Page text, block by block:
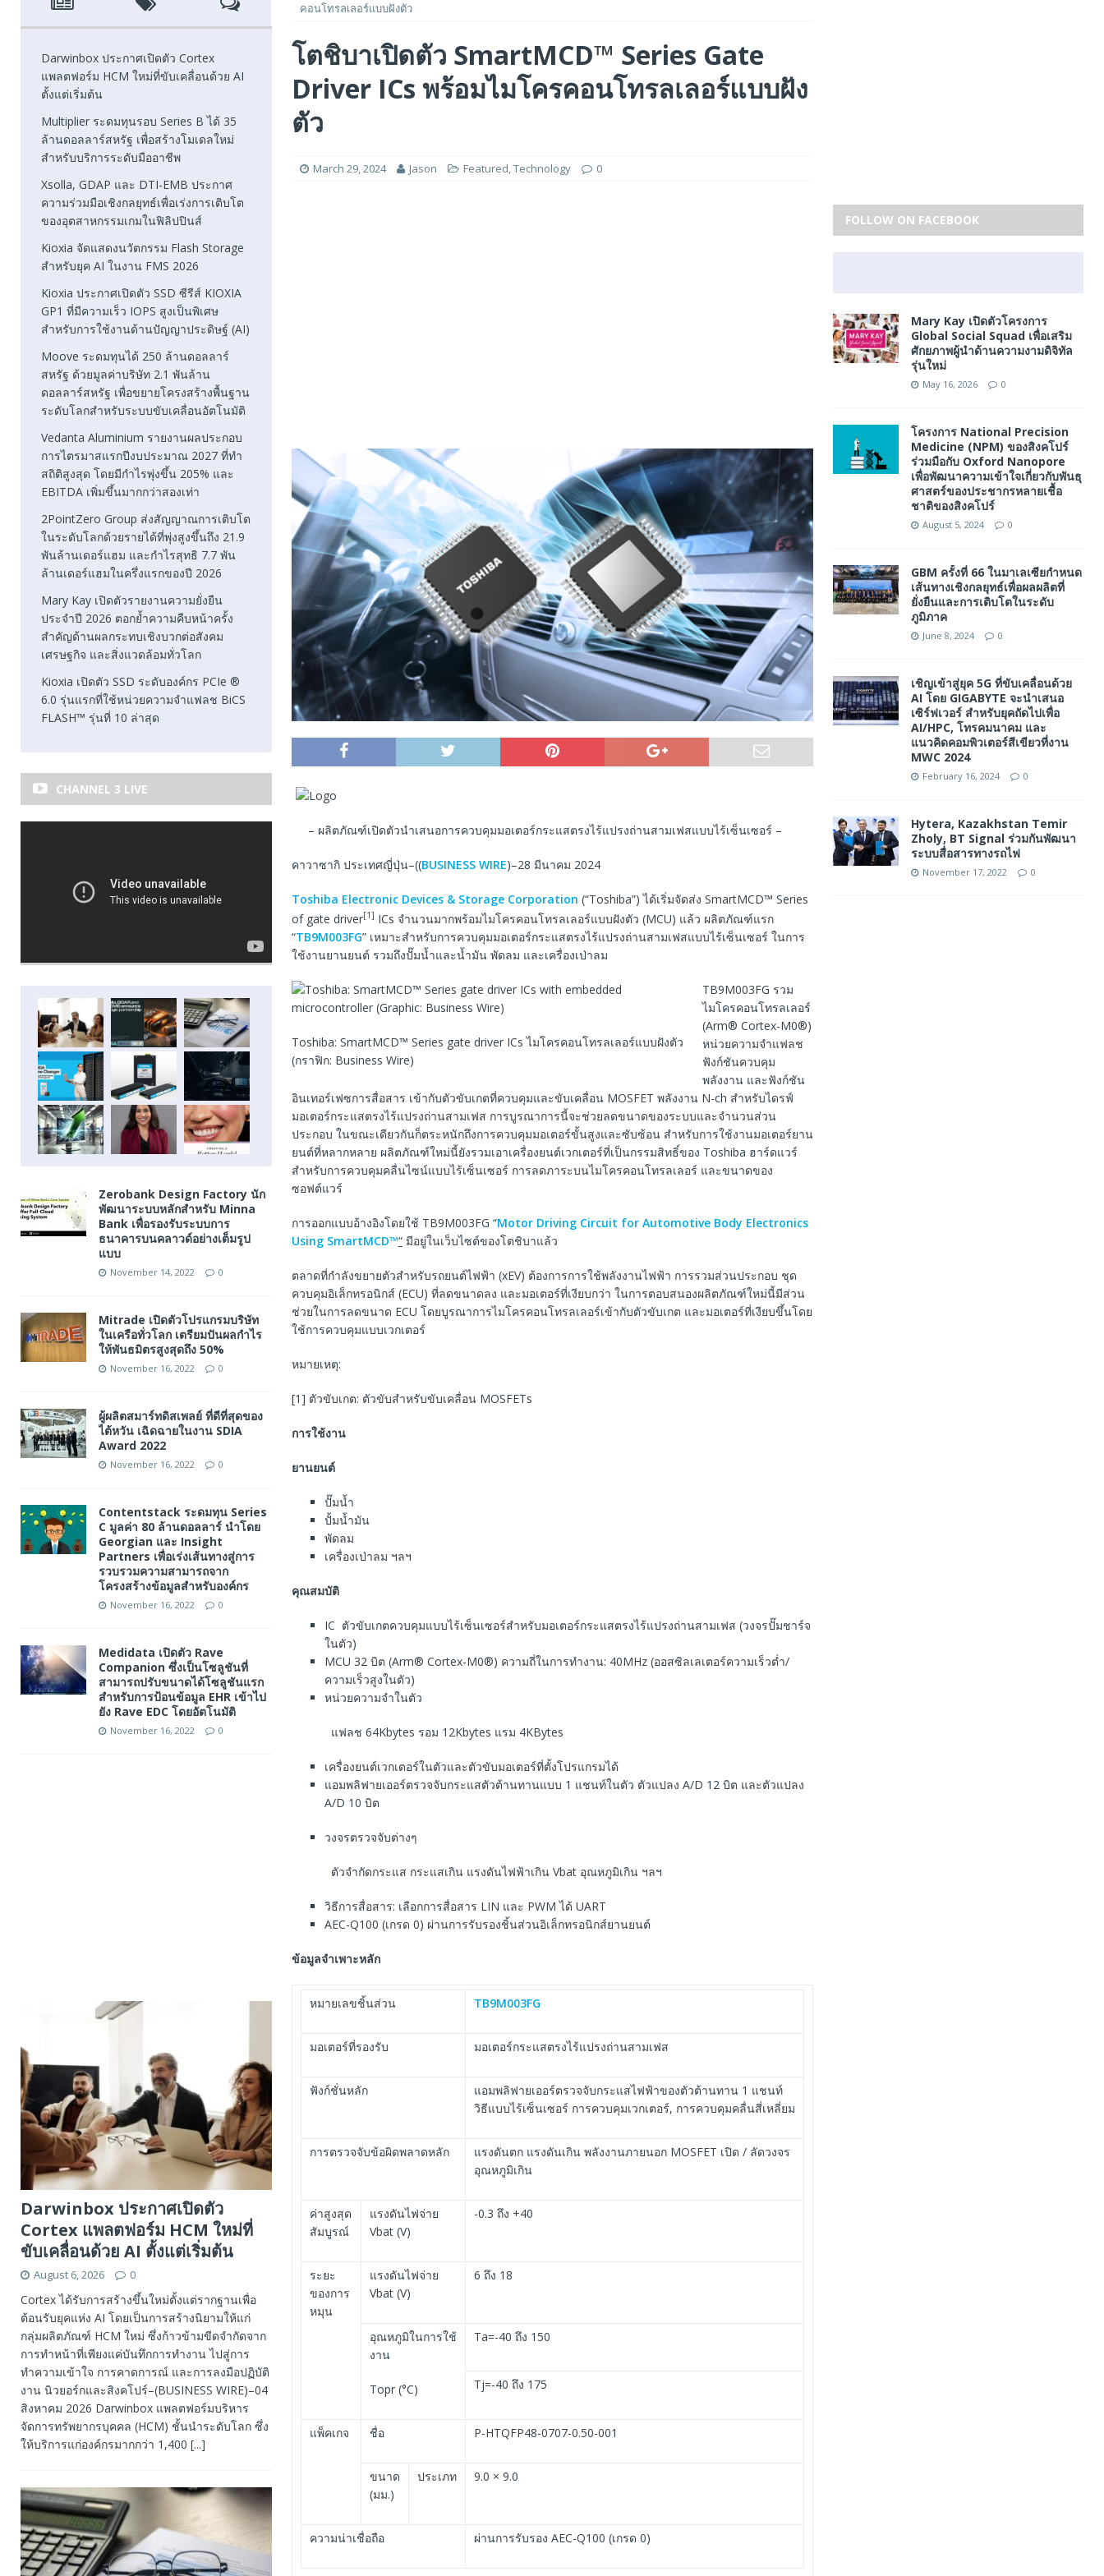
[ August 6, 2026 ] Xsolla, GDAP และ DTI-EMB ประกาศความร่วมมือเชิงกลยุทธ์เพื่อเร่งการเติบโตของอุตสาหกรรมเกมในฟิลิปปินส์
FEATURED
[ August 5, 2026 ] Kioxia จัดแสดงนวัตกรรม Flash Storage สำหรับยุค AI ในงาน FMS 2026
FEATURED
Kioxia ประกาศเปิดตัว SSD ซีรีส์ KIOXIA GP1 ที่มีความเร็ว IOPS สูงเป็นพิเศษสำหรับการใช้งานด้านปัญญาประดิษฐ์ (AI)
FEATURED
คอนโทรลเลอร์แบบฝังตัว
โตชิบาเปิดตัว SmartMCD™ Series Gate
Driver ICs พร้อมไมโครคอนโทรลเลอร์แบบฝัง
ตัว
March 29, 2024 Jason Featured,Technology 0
– ผลิตภัณฑ์เปิดตัวนำเสนอการควบคุมมอเตอร์กระแสตรงไร้แปรงถ่านสามเฟสแบบไร้เซ็นเซอร์ –
คาวาซากิ ประเทศญี่ปุ่น–((BUSINESS WIRE)–28 มีนาคม 2024
Toshiba Electronic Devices & Storage Corporation (“Toshiba”) ได้เริ่มจัดส่ง SmartMCD™ Series
of gate driver[1] ICs จํานวนมากพร้อมไมโครคอนโทรลเลอร์แบบฝังตัว (MCU) แล้ว ผลิตภัณฑ์แรก
“TB9M003FG” เหมาะสําหรับการควบคุมมอเตอร์กระแสตรงไร้แปรงถ่านสามเฟสแบบไร้เซ็นเซอร์ ในการ
ใช้งานยานยนต์ รวมถึงปั๊มน้ำและน้ำมัน พัดลม และเครื่องเป่าลม
Toshiba: SmartMCD™ Series gate driver ICs ไมโครคอนโทรลเลอร์แบบฝังตัว
(กราฟิก: Business Wire)
TB9M003FG รวม
ไมโครคอนโทรลเลอร์
(Arm® Cortex-M0®)
หน่วยความจําแฟลช
ฟังก์ชันควบคุม
พลังงาน และฟังก์ชัน
อินเทอร์เฟซการสื่อสาร เข้ากับตัวขับเกตที่ควบคุมและขับเคลื่อน MOSFET พลังงาน N-ch สําหรับไดรฟ์
มอเตอร์กระแสตรงไร้แปรงถ่านสามเฟส การบูรณาการนี้จะช่วยลดขนาดของระบบและจํานวนส่วน
ประกอบ ในขณะเดียวกันก็ตระหนักถึงการควบคุมมอเตอร์ขั้นสูงและซับซ้อน สําหรับการใช้งานมอเตอร์ยาน
ยนต์ที่หลากหลาย ผลิตภัณฑ์ใหม่นี้ยังรวมเอาเครื่องยนต์เวกเตอร์ที่เป็นกรรมสิทธิ์ของ Toshiba ฮาร์ดแวร์
สําหรับการควบคุมคลื่นไซน์แบบไร้เซ็นเซอร์ การลดภาระบนไมโครคอนโทรลเลอร์ และขนาดของ
ซอฟต์แวร์
การออกแบบอ้างอิงโดยใช้ TB9M003FG “Motor Driving Circuit for Automotive Body Electronics
Using SmartMCD™“มีอยู่ในเว็บไซต์ของโตชิบาแล้ว
ตลาดที่กําลังขยายตัวสําหรับรถยนต์ไฟฟ้า (xEV) ต้องการการใช้พลังงานไฟฟ้า การรวมส่วนประกอบ ชุด
ควบคุมอิเล็กทรอนิกส์ (ECU) ที่ลดขนาดลง และมอเตอร์ที่เงียบกว่า ในการตอบสนองผลิตภัณฑ์ใหม่นี้มีส่วน
ช่วยในการลดขนาด ECU โดยบูรณาการไมโครคอนโทรลเลอร์เข้ากับตัวขับเกต และมอเตอร์ที่เงียบขึ้นโดย
ใช้การควบคุมแบบเวกเตอร์
หมายเหตุ:
[1] ตัวขับเกต: ตัวขับสำหรับขับเคลื่อน MOSFETs
การใช้งาน
ยานยนต์
ปั๊มน้ำ
ปั้มน้ำมัน
พัดลม
เครื่องเป่าลม ฯลฯ
คุณสมบัติ
IC ตัวขับเกตควบคุมแบบไร้เซ็นเซอร์สําหรับมอเตอร์กระแสตรงไร้แปรงถ่านสามเฟส (วงจรปั๊มชาร์จ
ในตัว)
MCU 32 บิต (Arm® Cortex-M0®) ความถี่ในการทํางาน: 40MHz (ออสซิลเลเตอร์ความเร็วต่ำ/
ความเร็วสูงในตัว)
หน่วยความจําในตัว
แฟลช 64Kbytes รอม 12Kbytes แรม 4KBytes
เครื่องยนต์เวกเตอร์ในตัวและตัวขับมอเตอร์ที่ตั้งโปรแกรมได้
แอมพลิฟายเออร์ตรวจจับกระแสตัวต้านทานแบบ 1 แชนท์ในตัว ตัวแปลง A/D 12 บิต และตัวแปลง
A/D 10 บิต
วงจรตรวจจับต่างๆ
ตัวจํากัดกระแส กระแสเกิน แรงดันไฟฟ้าเกิน Vbat อุณหภูมิเกิน ฯลฯ
วิธีการสื่อสาร: เลือกการสื่อสาร LIN และ PWM ได้ UART
AEC-Q100 (เกรด 0) ผ่านการรับรองชิ้นส่วนอิเล็กทรอนิกส์ยานยนต์
ข้อมูลจําเพาะหลัก
หมายเลขชิ้นส่วน TB9M003FG
มอเตอร์ที่รองรับ มอเตอร์กระแสตรงไร้แปรงถ่านสามเฟส
ฟังก์ชั่นหลัก
แอมพลิฟายเออร์ตรวจจับกระแสไฟฟ้าของตัวต้านทาน 1 แชนท์
วิธีแบบไร้เซ็นเซอร์ การควบคุมเวกเตอร์, การควบคุมคลื่นสี่เหลี่ยม
การตรวจจับข้อผิดพลาดหลัก
แรงดันตก แรงดันเกิน พลังงานภายนอก MOSFET เปิด / ลัดวงจร
อุณหภูมิเกิน
ค่าสูงสุด
สัมบูรณ์
แรงดันไฟจ่าย
Vbat (V)
-0.3 ถึง +40
ระยะ
ของการ
หมุน
แรงดันไฟจ่าย
Vbat (V)
6 ถึง 18
อุณหภูมิในการใช้
งาน
Topr (°C)
Ta=-40 ถึง 150
Tj=-40 ถึง 175
แพ็คเกจ ชื่อ P-HTQFP48-0707-0.50-001
ขนาด
(มม.)
ประเภท 9.0 × 9.0
ความน่าเชื่อถือ ผ่านการรับรอง AEC-Q100 (เกรด 0)
Darwinbox ประกาศเปิดตัว Cortex
แพลตฟอร์ม HCM ใหม่ที่ขับเคลื่อนด้วย AI
ตั้งแต่เริ่มต้น
Multiplier ระดมทุนรอบ Series B ได้ 35
ล้านดอลลาร์สหรัฐ เพื่อสร้างโมเดลใหม่
สำหรับบริการระดับมืออาชีพ
Xsolla, GDAP และ DTI-EMB ประกาศ
ความร่วมมือเชิงกลยุทธ์เพื่อเร่งการเติบโต
ของอุตสาหกรรมเกมในฟิลิปปินส์
Kioxia จัดแสดงนวัตกรรม Flash Storage
สำหรับยุค AI ในงาน FMS 2026
Kioxia ประกาศเปิดตัว SSD ซีรีส์ KIOXIA
GP1 ที่มีความเร็ว IOPS สูงเป็นพิเศษ
สำหรับการใช้งานด้านปัญญาประดิษฐ์ (AI)
Moove ระดมทุนได้ 250 ล้านดอลลาร์
สหรัฐ ด้วยมูลค่าบริษัท 2.1 พันล้าน
ดอลลาร์สหรัฐ เพื่อขยายโครงสร้างพื้นฐาน
ระดับโลกสำหรับระบบขับเคลื่อนอัตโนมัติ
Vedanta Aluminium รายงานผลประกอบ
การไตรมาสแรกปีงบประมาณ 2027 ที่ทำ
สถิติสูงสุด โดยมีกำไรพุ่งขึ้น 205% และ
EBITDA เพิ่มขึ้นมากกว่าสองเท่า
2PointZero Group ส่งสัญญาณการเติบโต
ในระดับโลกด้วยรายได้ที่พุ่งสูงขึ้นถึง 21.9
พันล้านเดอร์แฮม และกำไรสุทธิ 7.7 พัน
ล้านเดอร์แฮมในครึ่งแรกของปี 2026
Mary Kay เปิดตัวรายงานความยั่งยืน
ประจำปี 2026 ตอกย้ำความคืบหน้าครั้ง
สำคัญด้านผลกระทบเชิงบวกต่อสังคม
เศรษฐกิจ และสิ่งแวดล้อมทั่วโลก
Kioxia เปิดตัว SSD ระดับองค์กร PCIe ®
6.0 รุ่นแรกที่ใช้หน่วยความจำแฟลช BiCS
FLASH™ รุ่นที่ 10 ล่าสุด
CHANNEL 3 LIVE
Zerobank Design Factory นัก
พัฒนาระบบหลักสำหรับ Minna
Bank เพื่อรองรับระบบการ
ธนาคารบนคลาวด์อย่างเต็มรูป
แบบ
November 14, 2022 0
Mitrade เปิดตัวโปรแกรมบริษัท
ในเครือทั่วโลก เตรียมปันผลกำไร
ให้พันธมิตรสูงสุดถึง 50%
November 16, 2022 0
ผู้ผลิตสมาร์ทดิสเพลย์ ที่ดีที่สุดของ
ไต้หวัน เฉิดฉายในงาน SDIA
Award 2022
November 16, 2022 0
Contentstack ระดมทุน Series
C มูลค่า 80 ล้านดอลลาร์ นำโดย
Georgian และ Insight
Partners เพื่อเร่งเส้นทางสู่การ
รวบรวมความสามารถจาก
โครงสร้างข้อมูลสำหรับองค์กร
November 16, 2022 0
Medidata เปิดตัว Rave
Companion ซึ่งเป็นโซลูชันที่
สามารถปรับขนาดได้โซลูชันแรก
สำหรับการป้อนข้อมูล EHR เข้าไป
ยัง Rave EDC โดยอัตโนมัติ
November 16, 2022 0
Darwinbox ประกาศเปิดตัว
Cortex แพลตฟอร์ม HCM ใหม่ที่
ขับเคลื่อนด้วย AI ตั้งแต่เริ่มต้น
August 6, 2026 0
Cortex ได้รับการสร้างขึ้นใหม่ตั้งแต่รากฐานเพื่อ
ต้อนรับยุคแห่ง AI โดยเป็นการสร้างนิยามให้แก่
กลุ่มผลิตภัณฑ์ HCM ใหม่ ซึ่งก้าวข้ามขีดจำกัดจาก
การทำหน้าที่เพียงแค่บันทึกการทำงาน ไปสู่การ
ทำความเข้าใจ การคาดการณ์ และการลงมือปฏิบัติ
งาน นิวยอร์กและสิงคโปร์–(BUSINESS WIRE)–04
สิงหาคม 2026 Darwinbox แพลตฟอร์มบริหาร
จัดการทรัพยากรบุคคล (HCM) ชั้นนำระดับโลก ซึ่ง
ให้บริการแก่องค์กรมากกว่า 1,400 [...]
FOLLOW ON FACEBOOK
Mary Kay เปิดตัวโครงการ
Global Social Squad เพื่อเสริม
ศักยภาพผู้นำด้านความงามดิจิทัล
รุ่นใหม่
May 16, 2026 0
โครงการ National Precision
Medicine (NPM) ของสิงคโปร์
ร่วมมือกับ Oxford Nanopore
เพื่อพัฒนาความเข้าใจเกี่ยวกับพันธุ
ศาสตร์ของประชากรหลายเชื้อ
ชาติของสิงคโปร์
August 5, 2024 0
GBM ครั้งที่ 66 ในมาเลเซียกําหนด
เส้นทางเชิงกลยุทธ์เพื่อผลผลิตที่
ยั่งยืนและการเติบโตในระดับ
ภูมิภาค
June 8, 2024 0
เชิญเข้าสู่ยุค 5G ที่ขับเคลื่อนด้วย
AI โดย GIGABYTE จะนำเสนอ
เซิร์ฟเวอร์ สำหรับยุคถัดไปเพื่อ
AI/HPC, โทรคมนาคม และ
แนวคิดคอมพิวเตอร์สีเขียวที่งาน
MWC 2024
February 16, 2024 0
Hytera, Kazakhstan Temir
Zholy, BT Signal ร่วมกันพัฒนา
ระบบสื่อสารทางรถไฟ
November 17, 2022 0